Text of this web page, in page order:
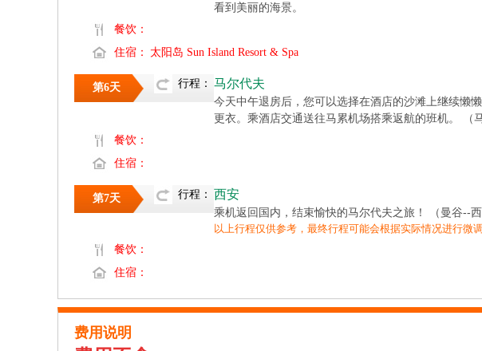
看到美丽的海景。
餐饮：
住宿：
太阳岛 Sun Island Resort & Spa
第6天 行程： 马尔代夫
今天中午退房后，您可以选择在酒店的沙滩上继续懒
更衣。乘酒店交通送往马累机场搭乘返航的班机。
餐饮：
住宿：
第7天 行程： 西安
乘机返回国内，结束愉快的马尔代夫之旅！ （曼谷--
以上行程仅供参考，最终行程可能会根据实际情况进行微
餐饮：
住宿：
费用说明